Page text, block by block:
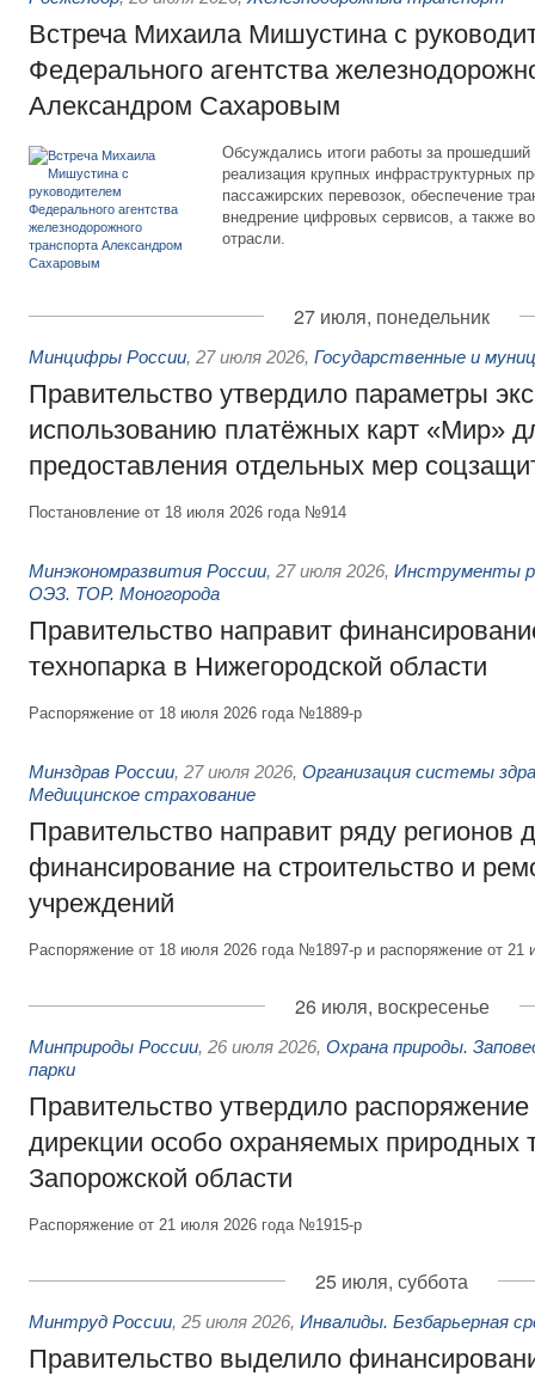
Встреча Михаила Мишустина с
Федерального агентства
Александром Сахаровым
Обсуждались итоги работы за
реализация крупных инфраструктурных
пассажирских перевозок, обеспечение
внедрение цифровых сервисов, а также
отрасли.
27 июля, понедельник
Минцифры России, 27 июля 2026, Государственные и
Правительство утвердило параметры
использованию платёжных карт «Мир»
предоставления отдельных мер
Постановление от 18 июля 2026 года №914
Минэкономразвития России, 27 июля 2026, Инструменты
ОЭЗ. ТОР. Моногорода
Правительство направит
технопарка в Нижегородской области
Распоряжение от 18 июля 2026 года №1889-р
Минздрав России, 27 июля 2026, Организация системы
Медицинское страхование
Правительство направит ряду регионов
финансирование на строительство и
учреждений
Распоряжение от 18 июля 2026 года №1897-р и распоряжение от
26 июля, воскресенье
Минприроды России, 26 июля 2026, Охрана природы.
парки
Правительство утвердило
дирекции особо охраняемых природных
Запорожской области
Распоряжение от 21 июля 2026 года №1915-р
25 июля, суббота
Минтруд России, 25 июля 2026, Инвалиды. Безбарьерная
Правительство выделило